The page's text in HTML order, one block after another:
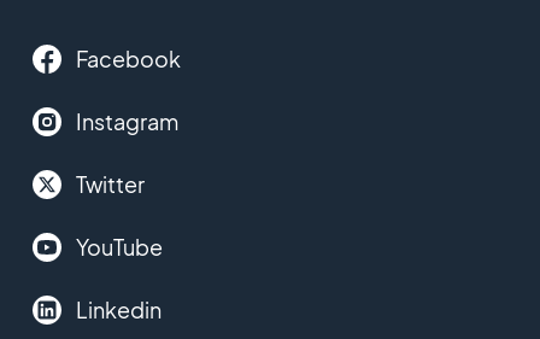
Facebook
Instagram
Twitter
YouTube
Linkedin